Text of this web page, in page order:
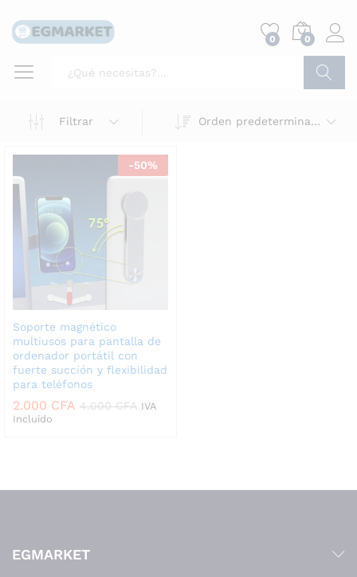
0 0
Filtrar
Orden predeterminado
-50%
Soporte magnético
multiusos para pantalla de
ordenador portátil con
fuerte succión y flexibilidad
para teléfonos
2.000 CFA 4.000CFA IVA
Incluido
EGMARKET